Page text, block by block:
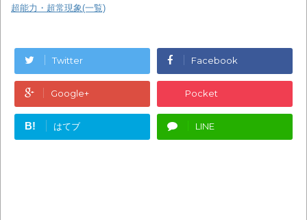
超能力・超常現象(一覧)
Twitter Facebook
Google+ Pocket
B! はてブ LINE